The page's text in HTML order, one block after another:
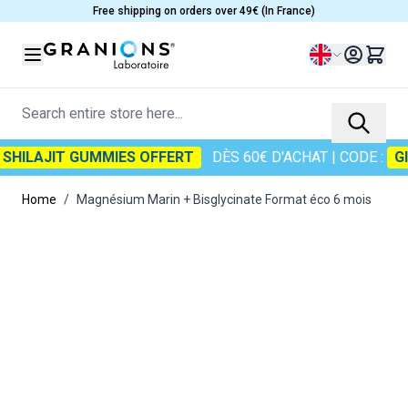
Skip to ContentFree shipping on orders over 49€ (In France)
Language
Search entire store here...
GUMMIES OFFERT DÈS 60€ D'ACHAT| CODE :
Home / Magnésium Marin + Bisglycinate Format éco 6 mois